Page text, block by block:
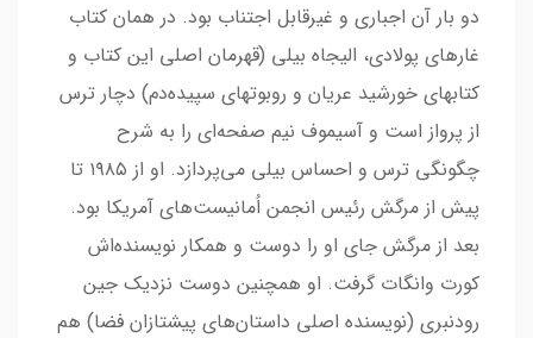
دو بار آن اجباری و غیرقابل اجتناب بود. در همان کتاب
غارهای پولادی، الیجاه بیلی (قهرمان اصلی این کتاب و
کتابهای خورشید عریان و روبوتهای سپیده‌دم) دچار ترس
از پرواز است و آسیموف نیم صفحه‌ای را به شرح
چگونگی ترس و احساس بیلی می‌پردازد. او از ۱۹۸۵ تا
پیش از مرگش رئیس انجمن اُمانیست‌های آمریکا بود.
بعد از مرگش جای او را دوست و همکار نویسنده‌اش
کورت وانگات گرفت. او همچنین دوست نزدیک جین
رودنبری (نویسنده اصلی داستان‌های پیشتازان فضا) هم